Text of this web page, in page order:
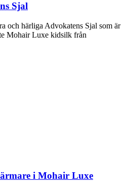
Sjal
och härliga Advokatens Sjal som är
Mohair Luxe kidsilk från
i Mohair Luxe